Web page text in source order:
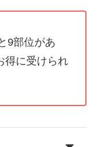
9部位があ
得に受けられ